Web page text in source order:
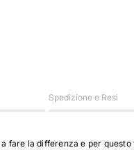
Spedizione e Resi
fare la differenza e per